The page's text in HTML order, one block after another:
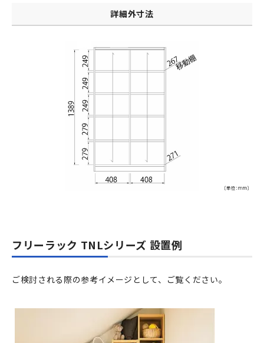
詳細外寸法
フリーラック TNLシリーズ 設置例
ご検討される際の参考イメージとして、ご覧ください。